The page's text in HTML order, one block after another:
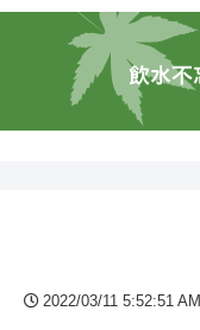
2022/03/11 5:52:51 AM